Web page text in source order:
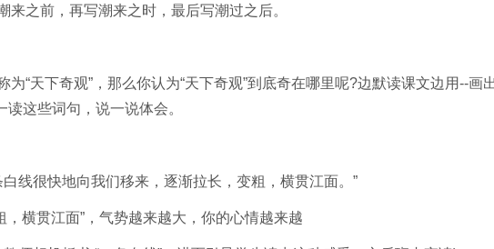
之前，再写潮来之时，最后写潮过之后。
天下奇观”，那么你认为“天下奇观”到底奇在哪里呢?边默读课文边用--画
读这些词句，说一说体会。
很快地向我们移来，逐渐拉长，变粗，横贯江面。”
横贯江面”，气势越来越大，你的心情越来越